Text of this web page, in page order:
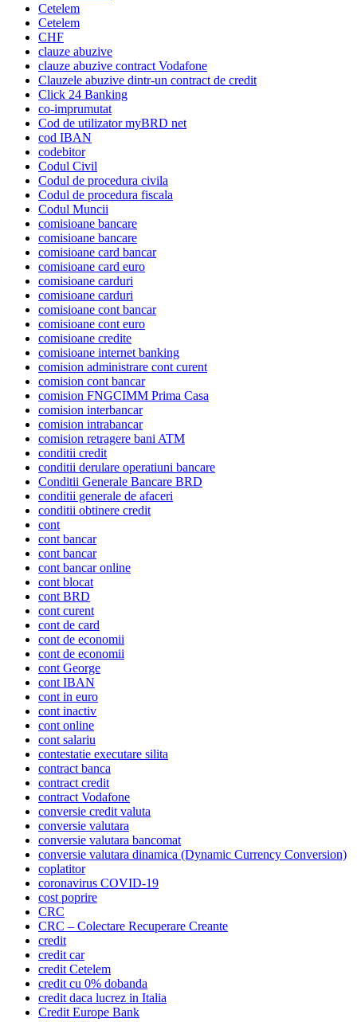
Cetelem
Cetelem
CHF
clauze abuzive
clauze abuzive contract Vodafone
Clauzele abuzive dintr-un contract de credit
Click 24 Banking
co-imprumutat
Cod de utilizator myBRD net
cod IBAN
codebitor
Codul Civil
Codul de procedura civila
Codul de procedura fiscala
Codul Muncii
comisioane bancare
comisioane bancare
comisioane card bancar
comisioane card euro
comisioane carduri
comisioane carduri
comisioane cont bancar
comisioane cont euro
comisioane credite
comisioane internet banking
comision administrare cont curent
comision cont bancar
comision FNGCIMM Prima Casa
comision interbancar
comision intrabancar
comision retragere bani ATM
conditii credit
conditii derulare operatiuni bancare
Conditii Generale Bancare BRD
conditii generale de afaceri
conditii obtinere credit
cont
cont bancar
cont bancar
cont bancar online
cont blocat
cont BRD
cont curent
cont de card
cont de economii
cont de economii
cont George
cont IBAN
cont in euro
cont inactiv
cont online
cont salariu
contestatie executare silita
contract banca
contract credit
contract Vodafone
conversie credit valuta
conversie valutara
conversie valutara bancomat
conversie valutara dinamica (Dynamic Currency Conversion)
coplatitor
coronavirus COVID-19
cost poprire
CRC
CRC – Colectare Recuperare Creante
credit
credit car
credit Cetelem
credit cu 0% dobanda
credit daca lucrez in Italia
Credit Europe Bank